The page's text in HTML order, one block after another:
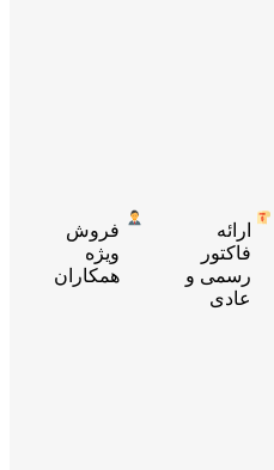
ارائه
فاکتور
رسمی و
عادی
فروش
ویژه
همکاران